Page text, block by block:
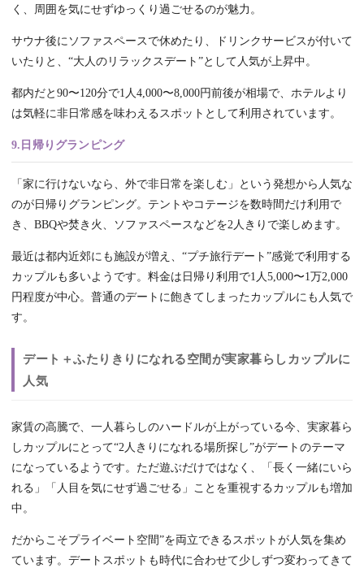
く、周囲を気にせずゆっくり過ごせるのが魅力。
サウナ後にソファスペースで休めたり、ドリンクサービスが付いて
いたりと、“大人のリラックスデート”として人気が上昇中。
都内だと90〜120分で1人4,000〜8,000円前後が相場で、ホテルより
は気軽に非日常感を味わえるスポットとして利用されています。
9.日帰りグランピング
「家に行けないなら、外で非日常を楽しむ」という発想から人気な
のが日帰りグランピング。テントやコテージを数時間だけ利用で
き、BBQや焚き火、ソファスペースなどを2人きりで楽しめます。
最近は都内近郊にも施設が増え、“プチ旅行デート”感覚で利用する
カップルも多いようです。料金は日帰り利用で1人5,000〜1万2,000
円程度が中心。普通のデートに飽きてしまったカップルにも人気で
す。
デート＋ふたりきりになれる空間が実家暮らしカップルに
人気
家賃の高騰で、一人暮らしのハードルが上がっている今、実家暮ら
しカップルにとって“2人きりになれる場所探し”がデートのテーマ
になっているようです。ただ遊ぶだけではなく、「長く一緒にいら
れる」「人目を気にせず過ごせる」ことを重視するカップルも増加
中。
だからこそプライベート空間”を両立できるスポットが人気を集め
ています。デートスポットも時代に合わせて少しずつ変わってきて